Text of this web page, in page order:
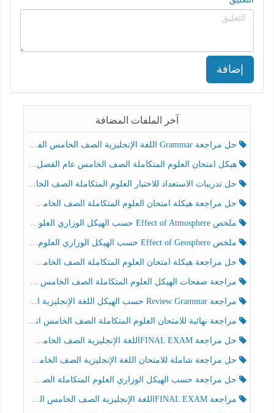
إضافة
آخر الملفات المضافة
حل مراجعة Grammar اللغة الإنجليزية الصف الخامس الفصل الثالث
هيكل امتحان العلوم المتكاملة الصف الخامس عام الفصل الدراسي الثالث 2025-2026
حل تدريبات الاستعداد للاختبار العلوم المتكاملة الصف الخامس عام الفصل الثالث
حل مراجعة هيكلة امتحان العلوم المتكاملة الصف الخامس انسبير الفصل الثالث
ملخص Effect of Atmosphere حسب الهيكل الوزاري العلوم المتكاملة الصف الخامس انسبير الفصل الثالث
ملخص Effect of Geosphere حسب الهيكل الوزاري العلوم المتكاملة الصف الخامس انسبير الفصل الثالث
حل مراجعة هيكلة امتحان العلوم المتكاملة الصف الخامس عام الفصل الثالث
مراجعة صفحات الهيكل العلوم المتكاملة الصف الخامس انسبير الفصل الثالث
مراجعة Review Grammar حسب الهيكل اللغة الإنجليزية الصف الخامس الفصل الثالث
مراجعة نهائية للامتحان العلوم المتكاملة الصف الخامس انسبير الفصل الثالث
حل مراجعة FINAL EXAMاللغة الإنجليزية الصف الخامس الفصل الثالث
حل مراجعة شاملة للامتحان اللغة الإنجليزية الصف الخامس الفصل الثالث
حل مراجعة حسب الهيكل الوزاري العلوم المتكاملة الصف الخامس عام الفصل الثالث
مراجعة FINAL EXAMاللغة الإنجليزية الصف الخامس الفصل الثالث